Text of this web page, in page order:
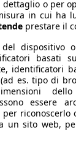
dettaglio o per
in cui ha
prestare il
dispositivo
basati
identificatori
es. tipo di
essere
riconoscerlo
un sito web,